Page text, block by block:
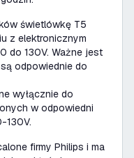
świetlówkę T5
z elektronicznym
do 130V. Ważne jest
odpowiednie do
wyłącznie do
w odpowiedni
130V.
firmy Philips i ma